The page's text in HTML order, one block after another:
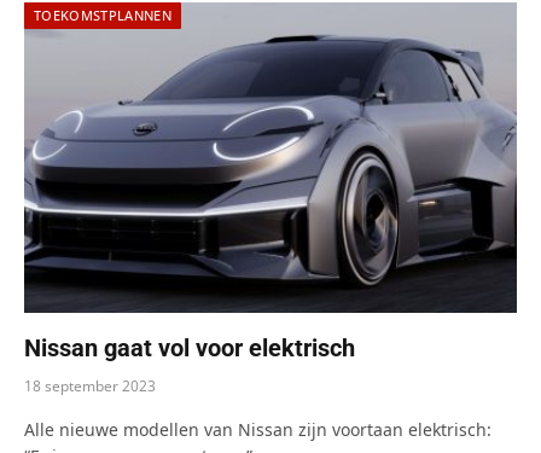
TOEKOMSTPLANNEN
Nissan gaat vol voor elektrisch
18 september 2023
Alle nieuwe modellen van Nissan zijn voortaan elektrisch: